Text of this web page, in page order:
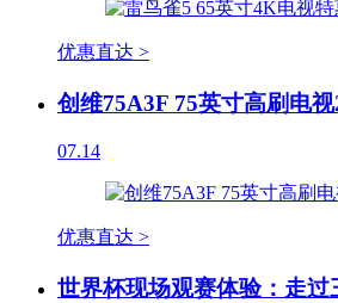
优惠直达 >
创维75A3F 75英寸高刷电
07.14
优惠直达 >
世界杯现场观赛体验：走过